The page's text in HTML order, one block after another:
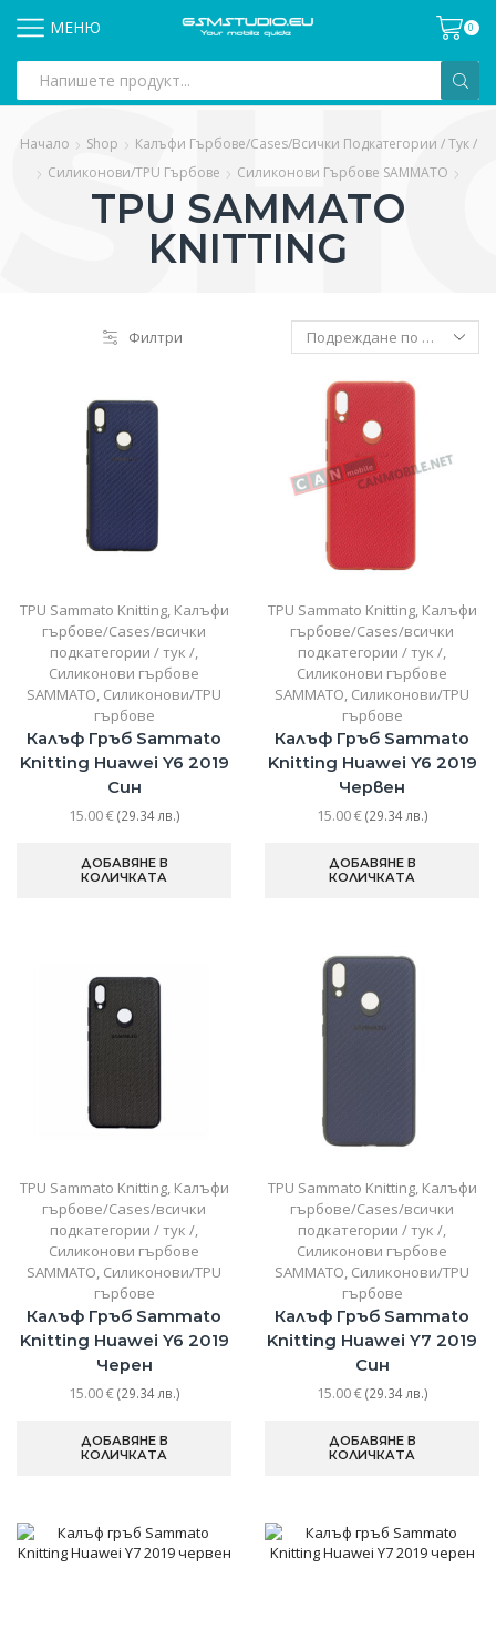
МЕНЮ 0
input
Начало Shop
Калъфи Гърбове/Cases/всички Подкатегории / Тук /
Силиконови/TPU Гърбове
Силиконови Гърбове SAMMATO
TPU SAMMATO
KNITTING
Филтри
TPU Sammato Knitting, Калъфи
гърбове/Cases/всички
подкатегории / тук /,
Силиконови гърбове
SAMMATO, Силиконови/TPU
гърбове
Калъф Гръб Sammato
Knitting Huawei Y6 2019
Син
15.00€(29.34 лв.)
ДОБАВЯНЕ В
КОЛИЧКАТА
TPU Sammato Knitting, Калъфи
гърбове/Cases/всички
подкатегории / тук /,
Силиконови гърбове
SAMMATO, Силиконови/TPU
гърбове
Калъф Гръб Sammato
Knitting Huawei Y6 2019
Червен
15.00€(29.34 лв.)
ДОБАВЯНЕ В
КОЛИЧКАТА
TPU Sammato Knitting, Калъфи
гърбове/Cases/всички
подкатегории / тук /,
Силиконови гърбове
SAMMATO, Силиконови/TPU
гърбове
Калъф Гръб Sammato
Knitting Huawei Y6 2019
Черен
15.00€(29.34 лв.)
ДОБАВЯНЕ В
КОЛИЧКАТА
TPU Sammato Knitting, Калъфи
гърбове/Cases/всички
подкатегории / тук /,
Силиконови гърбове
SAMMATO, Силиконови/TPU
гърбове
Калъф Гръб Sammato
Knitting Huawei Y7 2019
Син
15.00€(29.34 лв.)
ДОБАВЯНЕ В
КОЛИЧКАТА